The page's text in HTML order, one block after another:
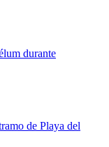
durante
de Playa del